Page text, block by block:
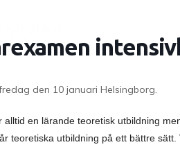
den 10 januari Helsingborg.
alltid en lärande teoretisk utbildning
teoretiska utbildning på ett bättre